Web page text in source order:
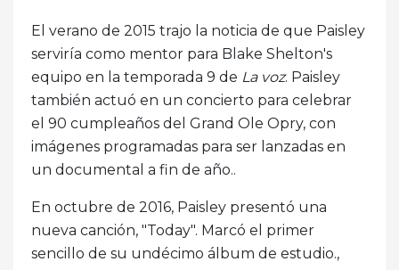
El verano de 2015 trajo la noticia de que Paisley
serviría como mentor para Blake Shelton's
equipo en la temporada 9 de La voz. Paisley
también actuó en un concierto para celebrar
el 90 cumpleaños del Grand Ole Opry, con
imágenes programadas para ser lanzadas en
un documental a fin de año..
En octubre de 2016, Paisley presentó una
nueva canción, "Today". Marcó el primer
sencillo de su undécimo álbum de estudio.,